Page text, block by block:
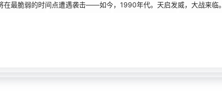
最脆弱的时间点遭遇袭击——如今，1990年代。天启发威，大战来临。